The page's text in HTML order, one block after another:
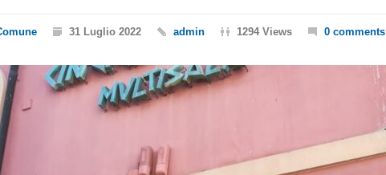
31 Luglio 2022 admin 1294 Views 0 comments